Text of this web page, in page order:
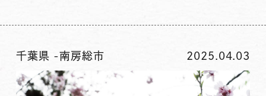
千葉県 -南房総市 2025.04.03